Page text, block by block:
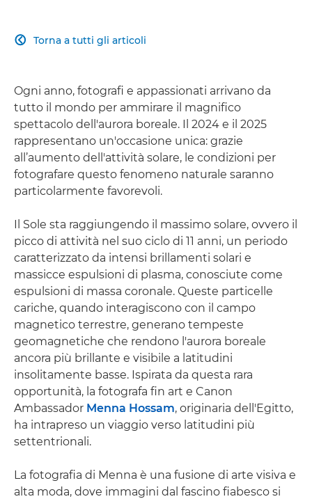
Torna a tutti gli articoli

Ogni anno, fotografi e appassionati arrivano da
tutto il mondo per ammirare il magnifico
spettacolo dell'aurora boreale. Il 2024 e il 2025
rappresentano un'occasione unica: grazie
all’aumento dell'attività solare, le condizioni per
fotografare questo fenomeno naturale saranno
particolarmente favorevoli.
Il Sole sta raggiungendo il massimo solare, ovvero il
picco di attività nel suo ciclo di 11 anni, un periodo
caratterizzato da intensi brillamenti solari e
massicce espulsioni di plasma, conosciute come
espulsioni di massa coronale. Queste particelle
cariche, quando interagiscono con il campo
magnetico terrestre, generano tempeste
geomagnetiche che rendono l'aurora boreale
ancora più brillante e visibile a latitudini
insolitamente basse. Ispirata da questa rara
opportunità, la fotografa fin art e Canon
Ambassador Menna Hossam, originaria dell'Egitto,
ha intrapreso un viaggio verso latitudini più
settentrionali.
La fotografia di Menna è una fusione di arte visiva e
alta moda, dove immagini dal fascino fiabesco si